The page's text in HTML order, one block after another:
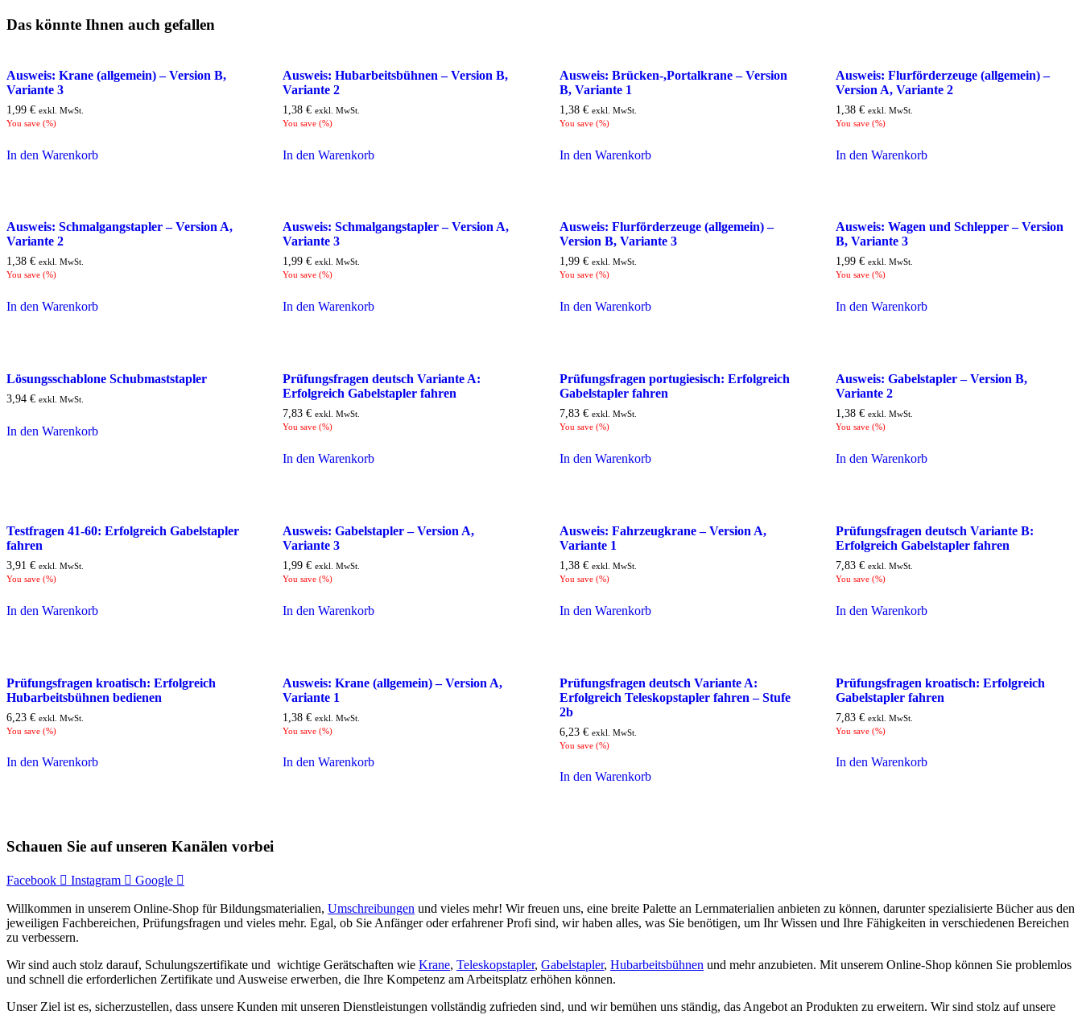
Das könnte Ihnen auch gefallen
Ausweis: Krane (allgemein) – Version B,
Variante 3
1,99 € exkl. MwSt.
You save (%)
In den Warenkorb
Ausweis: Hubarbeitsbühnen – Version B,
Variante 2
1,38€ exkl. MwSt.
You save(%)
In den Warenkorb
Ausweis: Brücken-,Portalkrane – Version
B, Variante 1
1,38 € exkl. MwSt.
You save (%)
In den Warenkorb
Ausweis: Flurförderzeuge (allgemein) –
Version A, Variante 2
1,38 € exkl. MwSt.
You save (%)
In den Warenkorb
Ausweis: Schmalgangstapler – Version A,
Variante 2
1,38 € exkl. MwSt.
You save (%)
In den Warenkorb
Ausweis: Schmalgangstapler – Version A,
Variante 3
1,99€ exkl. MwSt.
You save(%)
In den Warenkorb
Ausweis: Flurförderzeuge (allgemein) –
Version B, Variante 3
1,99 € exkl. MwSt.
You save (%)
In den Warenkorb
Ausweis: Wagen und Schlepper – Version
B, Variante 3
1,99 € exkl. MwSt.
You save (%)
In den Warenkorb
Lösungsschablone Schubmaststapler
3,94 € exkl. MwSt.
In den Warenkorb
Prüfungsfragen deutsch Variante A:
Erfolgreich Gabelstapler fahren
7,83€ exkl. MwSt.
You save(%)
In den Warenkorb
Prüfungsfragen portugiesisch: Erfolgreich
Gabelstapler fahren
7,83 € exkl. MwSt.
You save (%)
In den Warenkorb
Ausweis: Gabelstapler – Version B,
Variante 2
1,38 € exkl. MwSt.
You save (%)
In den Warenkorb
Testfragen 41-60: Erfolgreich Gabelstapler
fahren
3,91 € exkl. MwSt.
You save (%)
In den Warenkorb
Ausweis: Gabelstapler – Version A,
Variante 3
1,99€ exkl. MwSt.
You save(%)
In den Warenkorb
Ausweis: Fahrzeugkrane – Version A,
Variante 1
1,38 € exkl. MwSt.
You save (%)
In den Warenkorb
Prüfungsfragen deutsch Variante B:
Erfolgreich Gabelstapler fahren
7,83 € exkl. MwSt.
You save (%)
In den Warenkorb
Prüfungsfragen kroatisch: Erfolgreich
Hubarbeitsbühnen bedienen
6,23 € exkl. MwSt.
You save (%)
In den Warenkorb
Ausweis: Krane (allgemein) – Version A,
Variante 1
1,38€ exkl. MwSt.
You save(%)
In den Warenkorb
Prüfungsfragen deutsch Variante A:
Erfolgreich Teleskopstapler fahren – Stufe
2b
6,23 € exkl. MwSt.
You save (%)
In den Warenkorb
Prüfungsfragen kroatisch: Erfolgreich
Gabelstapler fahren
7,83 € exkl. MwSt.
You save (%)
In den Warenkorb
Schauen Sie auf unseren Kanälen vorbei
Facebook Instagram Google
Willkommen in unserem Online-Shop für Bildungsmaterialien, Umschreibungen und vieles mehr! Wir freuen uns, eine breite Palette an Lernmaterialien anbieten zu können, darunter spezialisierte Bücher aus den
jeweiligen Fachbereichen, Prüfungsfragen und vieles mehr. Egal, ob Sie Anfänger oder erfahrener Profi sind, wir haben alles, was Sie benötigen, um Ihr Wissen und Ihre Fähigkeiten in verschiedenen Bereichen
zu verbessern.
Wir sind auch stolz darauf, Schulungszertifikate und wichtige Gerätschaften wie Krane, Teleskopstapler, Gabelstapler, Hubarbeitsbühnen und mehr anzubieten. Mit unserem Online-Shop können Sie problemlos
und schnell die erforderlichen Zertifikate und Ausweise erwerben, die Ihre Kompetenz am Arbeitsplatz erhöhen können.
Unser Ziel ist es, sicherzustellen, dass unsere Kunden mit unseren Dienstleistungen vollständig zufrieden sind, und wir bemühen uns ständig, das Angebot an Produkten zu erweitern. Wir sind stolz auf unsere